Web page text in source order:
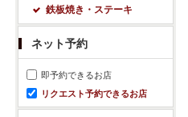
鉄板焼き・ステーキ
ネット予約
即予約できるお店
リクエスト予約できるお店